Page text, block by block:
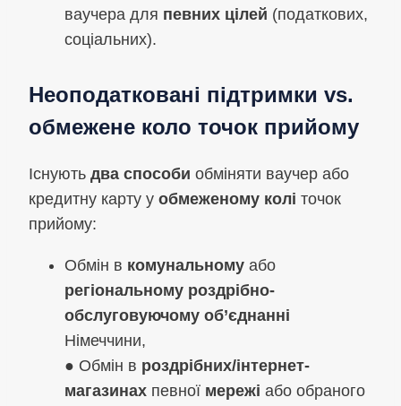
ваучера для певних цілей (податкових,
соціальних).
Неоподатковані підтримки vs.
обмежене коло точок прийому
Існують два способи обміняти ваучер або
кредитну карту у обмеженому колі точок
прийому:
Обмін в комунальному або
регіональному роздрібно-
обслуговуючому об’єднанні
Німеччини,
● Обмін в роздрібних/інтернет-
магазинах певної мережі або обраного